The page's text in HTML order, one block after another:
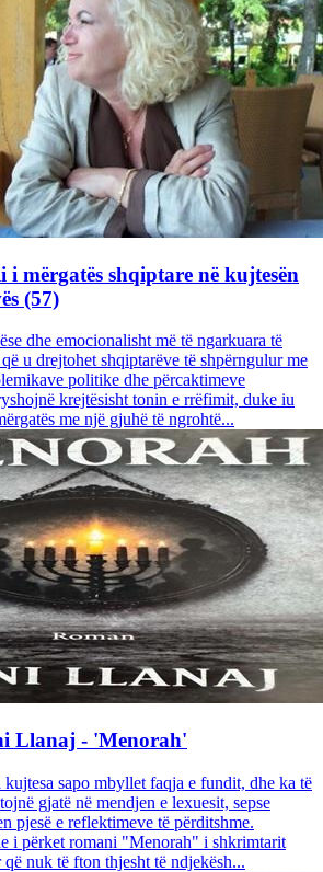
i mërgatës shqiptare në kujtesën
(57)
dhe emocionalisht më të ngarkuara të
u drejtohet shqiptarëve të shpërngulur me
politike dhe përcaktimeve
krejtësisht tonin e rrëfimit, duke iu
me një gjuhë të ngrohtë...
Llanaj - 'Menorah'
sapo mbyllet faqja e fundit, dhe ka të
gjatë në mendjen e lexuesit, sepse
pjesë e reflektimeve të përditshme.
i përket romani "Menorah" i shkrimtarit
nuk të fton thjesht të ndjekësh...